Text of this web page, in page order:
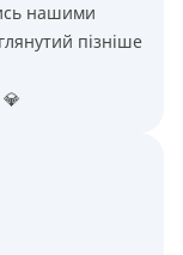
нашими
пізніше